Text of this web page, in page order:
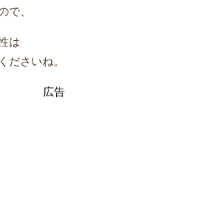
で、
は
ださいね。
広告